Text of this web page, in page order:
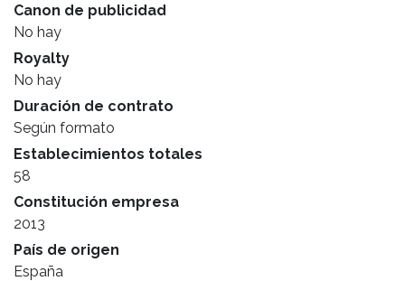
Canon de publicidad
No hay
Royalty
No hay
Duración de contrato
Según formato
Establecimientos totales
58
Constitución empresa
2013
País de origen
España